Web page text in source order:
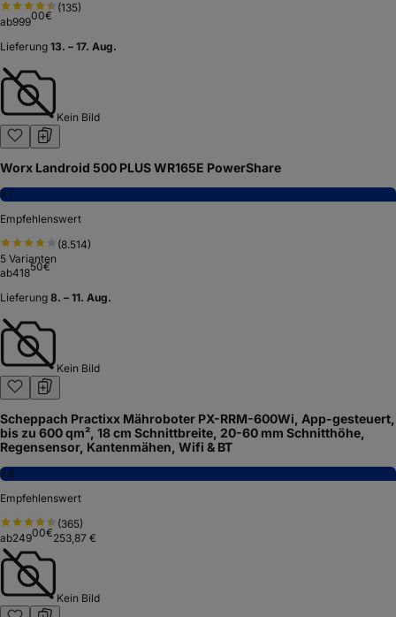
(135)
ab99900€
Lieferung 13. – 17. Aug.
Kein Bild
Worx Landroid 500 PLUS WR165E PowerShare
7,7
Empfehlenswert
(8.514)
5 Varianten
ab41850€
Lieferung 8. – 11. Aug.
Kein Bild
Scheppach Practixx Mähroboter PX-RRM-600Wi, App-gesteuert,
bis zu 600 qm², 18 cm Schnittbreite, 20-60 mm Schnitthöhe,
Regensensor, Kantenmähen, Wifi & BT
7,8
Empfehlenswert
(365)
ab24900€253,87 €
Kein Bild